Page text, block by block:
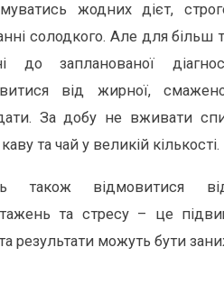
жодних дієт,
солодкого. Але для більш
до запланованої
від жирної,
За добу не вживати
та чай у великій кількості.
також відмовитися
та стресу – це
результати можуть бути